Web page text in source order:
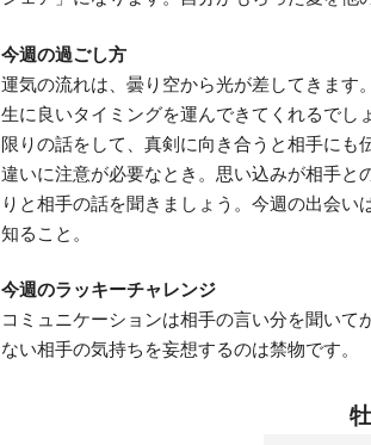
今週の過ごし方
運気の流れは、曇り空から光が差してきます
生に良いタイミングを運んできてくれるでし
限りの話をして、真剣に向き合うと相手に
違いに注意が必要なとき。思い込みが相手と
りと相手の話を聞きましょう。今週の出会
知ること。
今週のラッキーチャレンジ
コミュニケーションは相手の言い分を聞いて
ない相手の気持ちを妄想するのは禁物です。